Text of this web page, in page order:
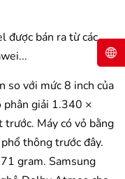
được bán ra từ các
so với mức 8 inch của
phân giải 1.340 ×
Máy có vỏ bằng
thông trước đây.
gram. Samsung